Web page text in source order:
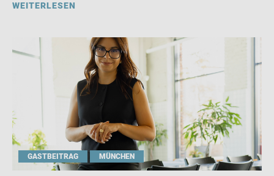
WEITERLESEN
GASTBEITRAG MÜNCHEN